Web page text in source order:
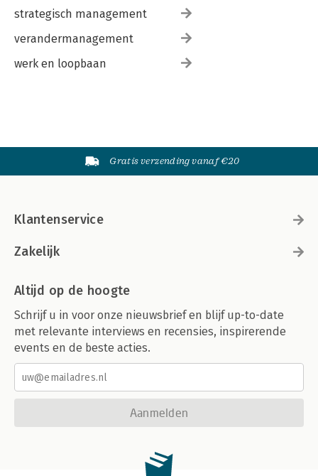
strategisch management
verandermanagement
werk en loopbaan
Gratis verzending vanaf €20
Klantenservice
Zakelijk
Altijd op de hoogte
Schrijf u in voor onze nieuwsbrief en blijf up-to-date
met relevante interviews en recensies, inspirerende
events en de beste acties.
Aanmelden